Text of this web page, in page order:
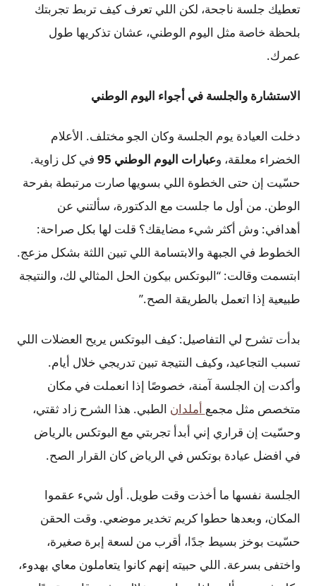
تعطيك جلسة ناجحة، لكن اللي تعرف كيف تربط تجربتك
بلحظة خاصة مثل اليوم الوطني، عشان تذكريها طول
عمرك.
الاستشارة والجلسة في أجواء اليوم الوطني
دخلت العيادة يوم الجلسة وكان الجو مختلف. الأعلام
الخضراء معلقة، وعبارات اليوم الوطني 95
في كل زاوية.
حسّيت إن حتى الخطوة اللي بسويها صارت مرتبطة بفرحة
الوطن. من أول ما جلست مع الدكتورة، سألتني عن
أهدافي: وش أكثر شيء مضايقك؟ قلت لها بكل صراحة:
الخطوط في الجبهة والابتسامة اللي تبين اللثة بشكل مزعج.
ابتسمت وقالت: “البوتكس بيكون الحل المثالي لك، والنتيجة
طبيعية إذا اتعمل بالطريقة الصح.”
بدأت تشرح لي التفاصيل: كيف البوتكس يريح العضلات اللي
تسبب التجاعيد، وكيف النتيجة تبين تدريجي خلال أيام.
وأكدت إن الجلسة آمنة، خصوصًا إذا انعملت في مكان
متخصص مثل مجمع أملدان الطبي. هذا الشرح زاد ثقتي،
وحسّيت إن قراري إني أبدأ تجربتي مع البوتكس بالرياض
في افضل عيادة بوتكس في الرياض كان القرار الصح.
الجلسة نفسها ما أخذت وقت طويل. أول شيء عقموا
المكان، وبعدها حطوا كريم تخدير موضعي. وقت الحقن
حسّيت بوخز بسيط جدًا، أقرب من لسعة إبرة صغيرة،
واختفى بسرعة. اللي حبيته إنهم كانوا يتعاملون معاي بهدوء،